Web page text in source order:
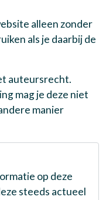
alleen zonder
als je daarbij de
auteursrecht.
mag je deze niet
manier
op deze
steeds actueel